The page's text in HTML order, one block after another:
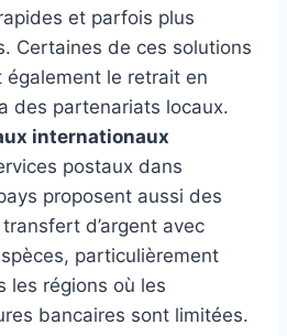
et parfois plus
Certaines de ces solutions
également le retrait en
des partenariats locaux.
internationaux
postaux dans
proposent aussi des
d’argent avec
particulièrement
les régions où les
bancaires sont limitées.